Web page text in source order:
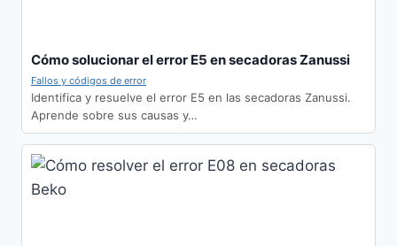
Cómo solucionar el error E5 en secadoras Zanussi
Fallos y códigos de error
Identifica y resuelve el error E5 en las secadoras Zanussi.
Aprende sobre sus causas y…